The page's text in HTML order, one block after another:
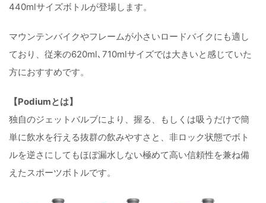
440mlサイズボトルが登場します。
マウンテンバイクやフレームが小さいロードバイクにも適し
ており、従来の620ml､710mlサイズでは大きいと感じていた
方におすすめです。
【Podiumとは】
独自のジェットバルブにより、握る、もしくは吸うだけで簡
単に飲水を行える抜群の飲みやすさと、非ロック状態でボト
ルを逆さにしてもほぼ漏水しない極めて高い信頼性を兼ね備
えたスポーツボトルです。